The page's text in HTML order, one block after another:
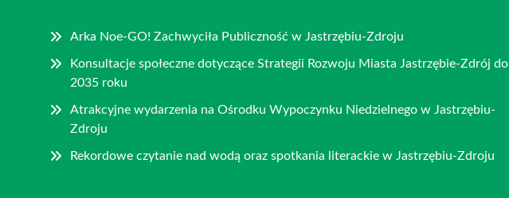
Arka Noe-GO! Zachwyciła Publiczność w Jastrzębiu-Zdroju
Konsultacje społeczne dotyczące Strategii Rozwoju Miasta Jastrzębie-Zdrój do
2035 roku
Atrakcyjne wydarzenia na Ośrodku Wypoczynku Niedzielnego w Jastrzębiu-
Zdroju
Rekordowe czytanie nad wodą oraz spotkania literackie w Jastrzębiu-Zdroju